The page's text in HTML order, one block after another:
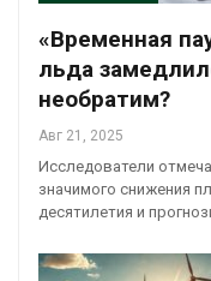
«Временная
льда
необратим?
Авг 21, 2025
Исследователи
значимого снижения
десятилетия и